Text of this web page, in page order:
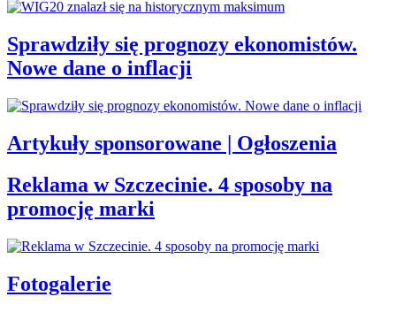
Sprawdziły się prognozy ekonomistów.
Nowe dane o inflacji
Artykuły sponsorowane | Ogłoszenia
Reklama w Szczecinie. 4 sposoby na
promocję marki
Fotogalerie